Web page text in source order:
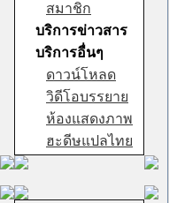
สมาชิก
บริการข่าวสาร
บริการอื่นๆ
ดาวน์โหลด
วิดีโอบรรยาย
ห้องแสดงภาพ
ฮะดีษแปลไทย